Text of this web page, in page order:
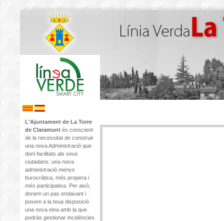
L'Ajuntament de La Torre
de Claramunt és conscient
de la necessitat de construir
una nova Administració que
doni facilitats als seus
ciutadans; una nova
administració menys
burocràtica, més propera i
més participativa. Per això,
donem un pas endavant i
posem a la teua disposició
una nova eina amb la que
podràs gestionar incidències